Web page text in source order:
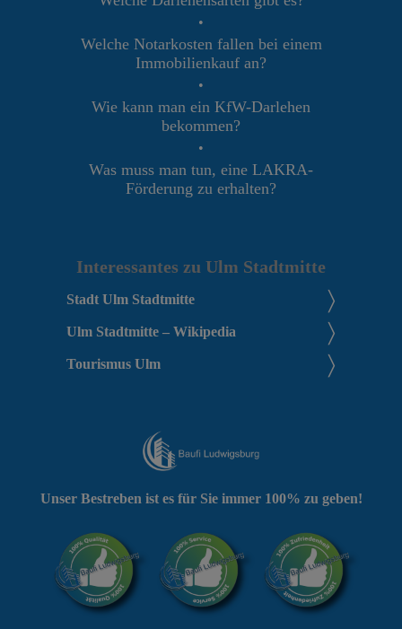
•
Welche Notarkosten fallen bei einem
Immobilienkauf an?
•
Wie kann man ein KfW-Darlehen
bekommen?
•
Was muss man tun, eine LAKRA-
Förderung zu erhalten?
Interessantes zu Ulm Stadtmitte
Stadt Ulm Stadtmitte
Ulm Stadtmitte – Wikipedia
Tourismus Ulm
Unser Bestreben ist es für Sie immer 100% zu geben!